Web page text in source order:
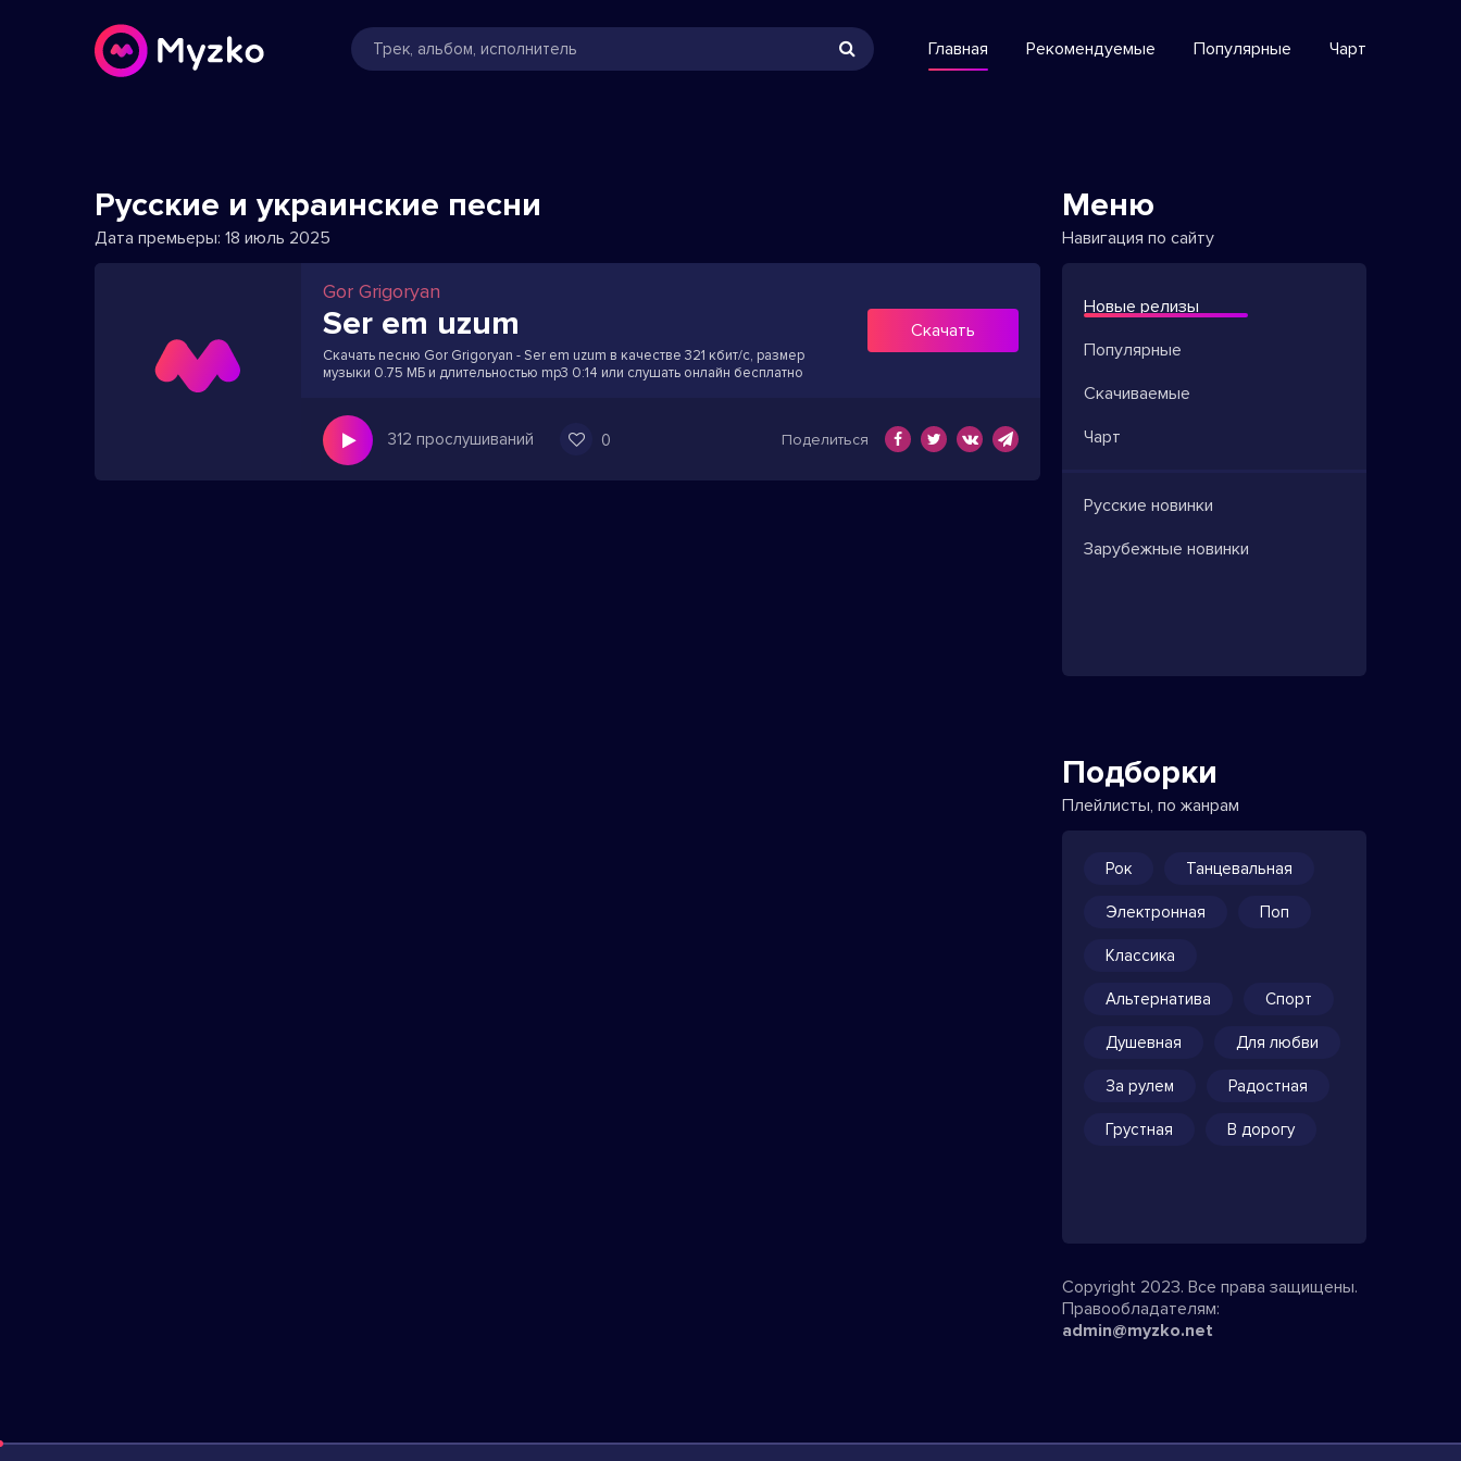
Главная Рекомендуемые Популярные Чарт
Русские и украинские песни
Дата премьеры: 18 июль 2025
Gor Grigoryan
Ser em uzum
Скачать песню Gor Grigoryan - Ser em uzum в качестве 321 кбит/с, размер
музыки 0.75 МБ и длительностью mp3 0:14 или слушать онлайн бесплатно
Скачать
312 прослушиваний 0 Поделиться
Меню
Навигация по сайту
Новые релизы
Популярные
Скачиваемые
Чарт
Русские новинки
Зарубежные новинки
Подборки
Плейлисты, по жанрам
Рок Танцевальная
Электронная Поп
Классика
Альтернатива Спорт
Душевная Для любви
За рулем Радостная
Грустная В дорогу
Copyright 2023. Все права защищены.
Правообладателям:
admin@myzko.net